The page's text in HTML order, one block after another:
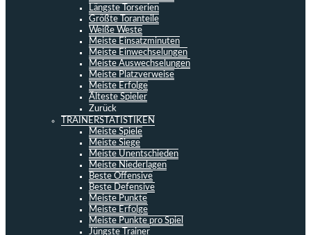
Längste Torserien
Größte Toranteile
Weiße Weste
Meiste Einsatzminuten
Meiste Einwechselungen
Meiste Auswechselungen
Meiste Platzverweise
Meiste Erfolge
Älteste Spieler
Zurück
TRAINERSTATISTIKEN
Meiste Spiele
Meiste Siege
Meiste Unentschieden
Meiste Niederlagen
Beste Offensive
Beste Defensive
Meiste Punkte
Meiste Erfolge
Meiste Punkte pro Spiel
Jüngste Trainer